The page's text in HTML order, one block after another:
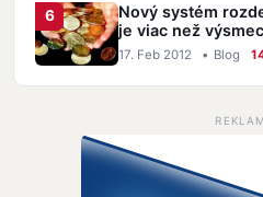
Nový systém
je viac než
17. Feb 2012 • Blog